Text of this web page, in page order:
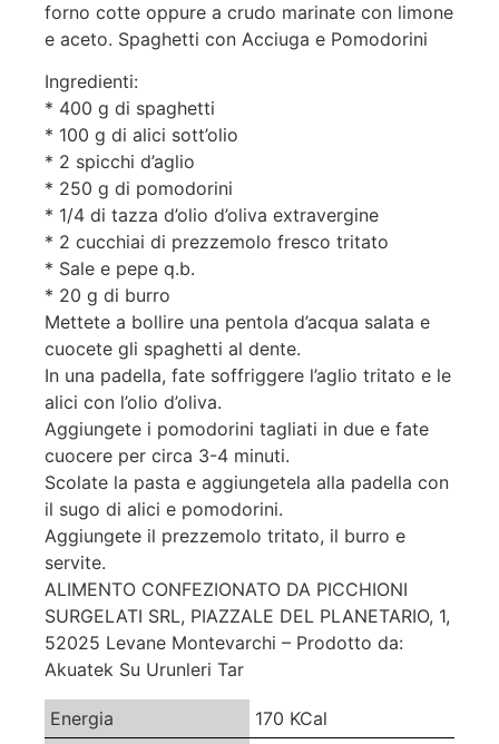
forno cotte oppure a crudo marinate con limone
e aceto. Spaghetti con Acciuga e Pomodorini
Ingredienti:
* 400 g di spaghetti
* 100 g di alici sott’olio
* 2 spicchi d’aglio
* 250 g di pomodorini
* 1/4 di tazza d’olio d’oliva extravergine
* 2 cucchiai di prezzemolo fresco tritato
* Sale e pepe q.b.
* 20 g di burro
Mettete a bollire una pentola d’acqua salata e
cuocete gli spaghetti al dente.
In una padella, fate soffriggere l’aglio tritato e le
alici con l’olio d’oliva.
Aggiungete i pomodorini tagliati in due e fate
cuocere per circa 3-4 minuti.
Scolate la pasta e aggiungetela alla padella con
il sugo di alici e pomodorini.
Aggiungete il prezzemolo tritato, il burro e
servite.
ALIMENTO CONFEZIONATO DA PICCHIONI
SURGELATI SRL, PIAZZALE DEL PLANETARIO, 1,
52025 Levane Montevarchi – Prodotto da:
Akuatek Su Urunleri Tar
Energia
170 KCal